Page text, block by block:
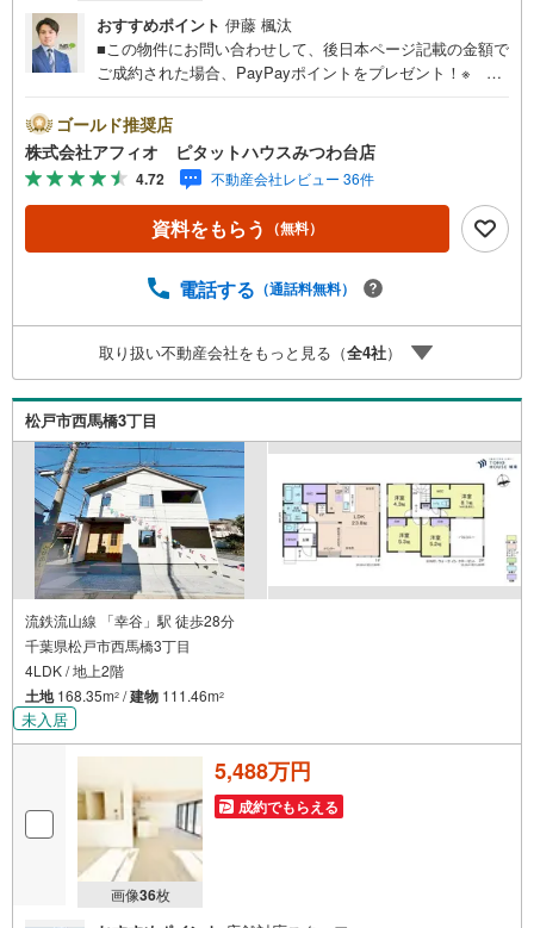
おすすめポイント 伊藤 楓汰
■この物件にお問い合わせして、後日本ページ記載の金額で
ご成約された場合、PayPayポイントをプレゼント！※ 条
中‥365日ご案内いつでも大歓迎!!JR常磐緩行線「新松戸」
駅徒歩10分カースペース2台分■幸谷小学校まで徒歩4分、
小金南中学校まで徒歩10分とお子様の通学安心■リビング
全体を見渡せるカウンターキッチン■家族との会話も弾むリ
ビングイン階段■収納たっぷりウォークインクローゼット設
置！お部屋がすっきり片付きます■全居室収納有り■周辺環
に。・* 千葉県の不動産のことなら株式会社アフィオにお
心強いパートナーになれるよう全力でサポート致します！
ご見学やご相談には迅速にご対応致します！お気軽にお問
合せ下さいませ！・豊富な物件数で、ご希望のお家探しが
楽々できます。‥株式会社アフィオで今すぐ検索‥
ゴールド推奨店
株式会社アフィオ ピタットハウスみつわ台店
4.72 不動産会社レビュー 36件
資料をもらう （無料）
電話する （通話料無料）
取り扱い不動産会社をもっと見る（全4社）
松戸市西馬橋3丁目
流鉄流山線 「幸谷」駅 徒歩28分
千葉県松戸市西馬橋3丁目
4LDK / 地上2階
土地168.35m2 /建物 111.46m2
未入居
画像36枚
5,488万円
成約でもらえる